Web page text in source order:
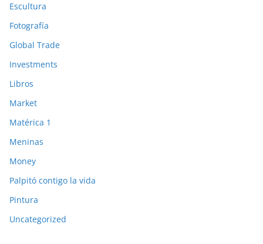
Escultura
Fotografía
Global Trade
Investments
Libros
Market
Matérica 1
Meninas
Money
Palpitó contigo la vida
Pintura
Uncategorized